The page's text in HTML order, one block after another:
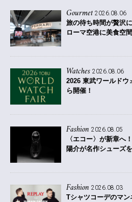
Gourmet 2026.08.06
旅の待ち時間が贅沢
ローマ空港に美食空
Watches 2026.08.06
2026 東武ワールドウ
ら開催！
Fashion 2026.08.05
〈エコー〉が新章へ
陽介が名作シューズ
Fashion 2026.08.03
Tシャツコーデのマ